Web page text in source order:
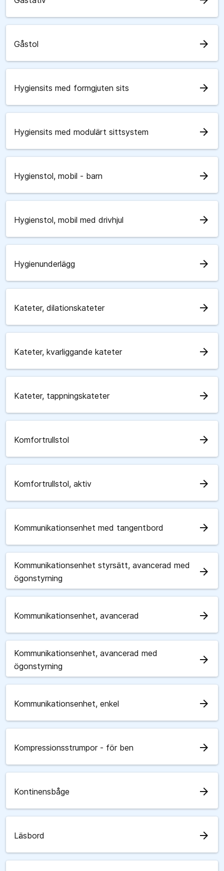
Gåstol arrow_forward
Hygiensits med formgjuten sits arrow_forward
Hygiensits med modulärt sittsystem arrow_forward
Hygienstol, mobil - barn arrow_forward
Hygienstol, mobil med drivhjul arrow_forward
Hygienunderlägg arrow_forward
Kateter, dilationskateter arrow_forward
Kateter, kvarliggande kateter arrow_forward
Kateter, tappningskateter arrow_forward
Komfortrullstol arrow_forward
Komfortrullstol, aktiv arrow_forward
Kommunikationsenhet med tangentbord arrow_forward
Kommunikationsenhet styrsätt, avancerad med
ögonstyrning
arrow_forward
Kommunikationsenhet, avancerad arrow_forward
Kommunikationsenhet, avancerad med
ögonstyrning
arrow_forward
Kommunikationsenhet, enkel arrow_forward
Kompressionsstrumpor - för ben arrow_forward
Kontinensbåge arrow_forward
Läsbord arrow_forward